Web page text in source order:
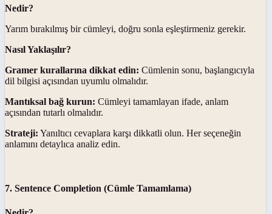
Nedir?
Yarım bırakılmış bir cümleyi, doğru sonla eşleştirmeniz gerekir.
Nasıl Yaklaşılır?
Gramer kurallarına dikkat edin: Cümlenin sonu, başlangıcıyla
dil bilgisi açısından uyumlu olmalıdır.
Mantıksal bağ kurun: Cümleyi tamamlayan ifade, anlam
açısından tutarlı olmalıdır.
Strateji: Yanıltıcı cevaplara karşı dikkatli olun. Her seçeneğin
anlamını detaylıca analiz edin.
7. Sentence Completion (Cümle Tamamlama)